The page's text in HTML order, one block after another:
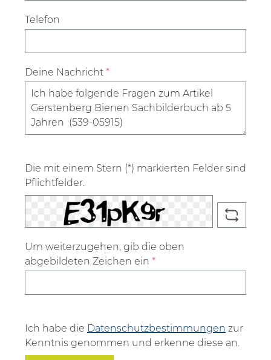
Telefon
Deine Nachricht *
Die mit einem Stern (*) markierten Felder sind
Pflichtfelder.
Um weiterzugehen, gib die oben
abgebildeten Zeichen ein *
Ich habe die Datenschutzbestimmungen zur
Kenntnis genommen und erkenne diese an.